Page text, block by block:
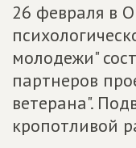
26 февраля в
молодежи"
партнеров
ветерана".
кропотливой